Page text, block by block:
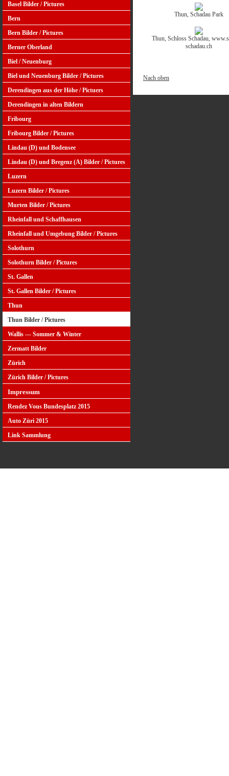
Basel Bilder / Pictures
Bern
Bern Bilder / Pictures
Berner Oberland
Biel / Neuenburg
Biel und Neuenburg Bilder / Pictures
Derendingen aus der Höhe / Pictuers
Derendingen in alten Bildern
Fribourg
Fribourg Bilder / Pictures
Lindau (D) und Bodensee
Lindau (D) und Bregenz (A) Bilder / Pictures
Luzern
Luzern Bilder / Pictures
Murten Bilder / Pictures
Rheinfall und Schaffhausen
Rheinfall und Umgebung Bilder / Pictures
Solothurn
Solothurn Bilder / Pictures
St. Gallen
St. Gallen Bilder / Pictures
Thun
Thun Bilder / Pictures
Wallis --- Sommer & Winter
Zermatt Bilder
Zürich
Zürich Bilder / Pictures
Impressum
Rendez Vous Bundesplatz 2015
Auto Züri 2015
Link Sammlung
Thun, Schadau Park
Thun, Schloss Schadau,
schadau.ch
Nach oben